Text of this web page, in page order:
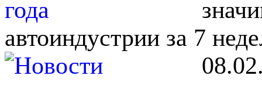
автоиндустрии за 7